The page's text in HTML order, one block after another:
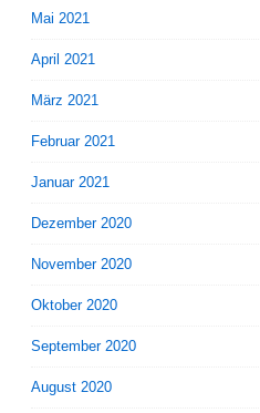
Mai 2021
April 2021
März 2021
Februar 2021
Januar 2021
Dezember 2020
November 2020
Oktober 2020
September 2020
August 2020